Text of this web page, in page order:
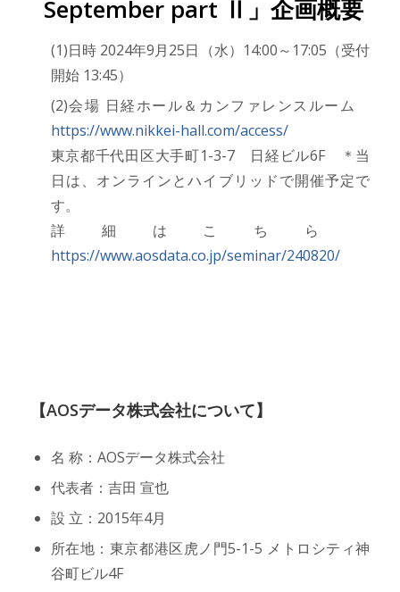
September part Ⅱ」企画概要
(1)日時 2024年9月25日（水）14:00～17:05（受付
開始 13:45）
(2)会場 日経ホール＆カンファレンスルーム
https://www.nikkei-hall.com/access/
東京都千代田区大手町1-3-7 日経ビル6F ＊当
日は、オンラインとハイブリッドで開催予定で
す。
詳細はこちら
https://www.aosdata.co.jp/seminar/240820/
【AOSデータ株式会社について】
名 称：AOSデータ株式会社
代表者：吉田 宣也
設 立：2015年4月
所在地：東京都港区虎ノ門5-1-5 メトロシティ神
谷町ビル4F